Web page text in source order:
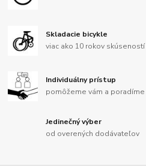
Skladacie bicykle
viac ako 10 rokov skúseností
Individuálny prístup
pomôžeme vám a poradíme
Jedinečný výber
od overených dodávateľov